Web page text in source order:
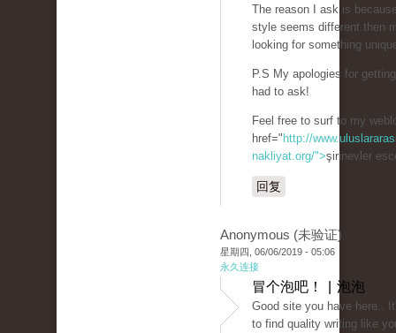
The reason I ask is
style seems different then
looking for something
P.S My apologies for
had to ask!
Feel free to surf to my
href=" http://
nakliyat.org/">şirinevler
回复
Anonymous (未验证)
星期四, 06/06/2019 - 05:06
永久连接
冒个泡吧！ | 泡泡
Good site you have here..
to find quality writing like